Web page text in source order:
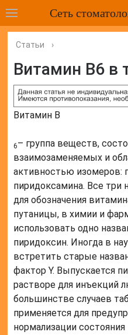
Сеть
Статьи ›
Витамин B6 в
Витамин B
6– группа веществ,
взаимозаменяемых и
активностью изомеров:
пиридоксамина. Все три
для обозначения
путаницы, в химии и
использовать одно
пиридоксин. Иногда в
встретить старые
фактор Y. Выпускается
растворе для инъекций
большинстве случаев
применяется для
нормализации